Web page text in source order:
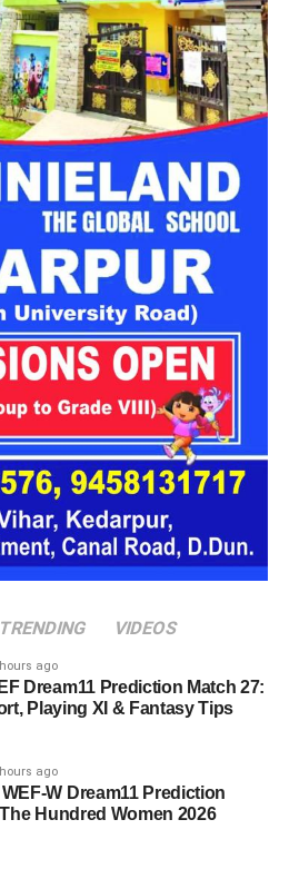
मेले के बीच दो घरों में चोरी का
₹5 लाख कैश बरामद
News : गंगोत्री हाईवे पर टला बड़ा
अटका कांवड़ यात्रियों से भरा एक
Prediction Match 26:
The Hundred 2026
एक युवती ने शिकायत दर्ज कराई थी कि
संपर्कों और ऊंचे पद पर होने का दावा करते
लिए। शिकायत में यह भी कहा गया कि
की मांग कर रहा था। जांच के दौरान
मिलने के बाद पुलिस ने उसे हिरासत में ले
बदलता था अपनी
आरोपी अलग-अलग लोगों के सामने अपनी
को गृह मंत्रालय का अधिकारी बताता,
और कभी भारतीय सेना का वरिष्ठ
मिली है कि वो कई होटलों में ठहरने के
था और होटल कर्मचारियों व सुरक्षा
धोखाधड़ी करता था।
के पास से सेना की वर्दी, बैज, कैप और
TRENDING VIDEOS
ago
Dream11 Prediction Match 27:
Playing XI & Fantasy Tips
ago
W Dream11 Prediction
Hundred Women 2026